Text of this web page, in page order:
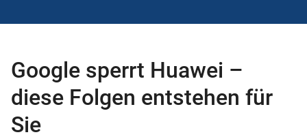
Google sperrt Huawei –
diese Folgen entstehen für
Sie